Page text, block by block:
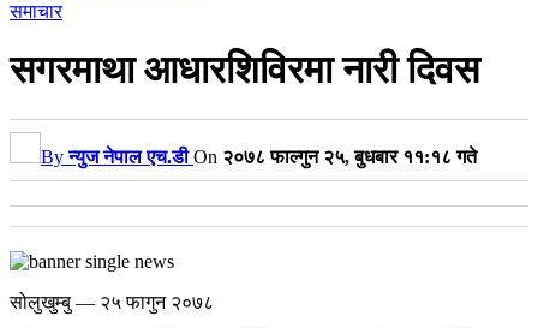
समाचार
सगरमाथा आधारशिविरमा नारी दिवस
Byन्युज नेपाल एच.डी On २०७८ फाल्गुन २५, बुधबार ११:१८ गते
सोलुखुम्बु — २५ फागुन २०७८